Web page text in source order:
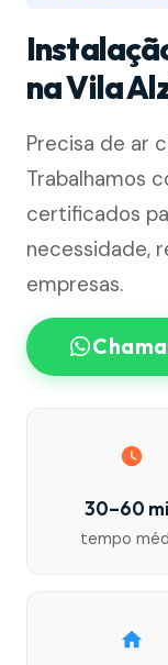
na Vila
Precisa de ar
Trabalhamos
certificados
necessidade,
empresas.
30–60
tempo